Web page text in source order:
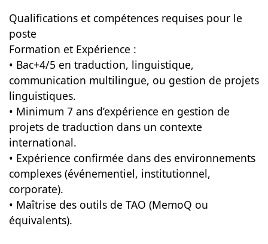
Qualifications et compétences requises pour le
poste
Formation et Expérience :
• Bac+4/5 en traduction, linguistique,
communication multilingue, ou gestion de projets
linguistiques.
• Minimum 7 ans d’expérience en gestion de
projets de traduction dans un contexte
international.
• Expérience confirmée dans des environnements
complexes (événementiel, institutionnel,
corporate).
• Maîtrise des outils de TAO (MemoQ ou
équivalents).